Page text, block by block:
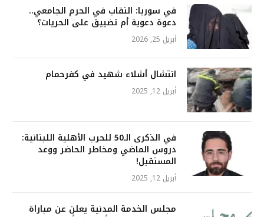
في سوريا: النقاب في الحرم الجامعي..
دعوة دعوية أم تضييق على الحريات؟
أبريل 25, 2026
انتشال أشلاء شهيد في كفرحمام
أبريل 12, 2025
في الذكرى الـ50 للحرب الأهلية اللبنانية:
دروس الماضي ومخاطر الحاضر ووعد
المستقبل!
أبريل 12, 2025
مجلس الخدمة المدنية يعلن عن مباراة